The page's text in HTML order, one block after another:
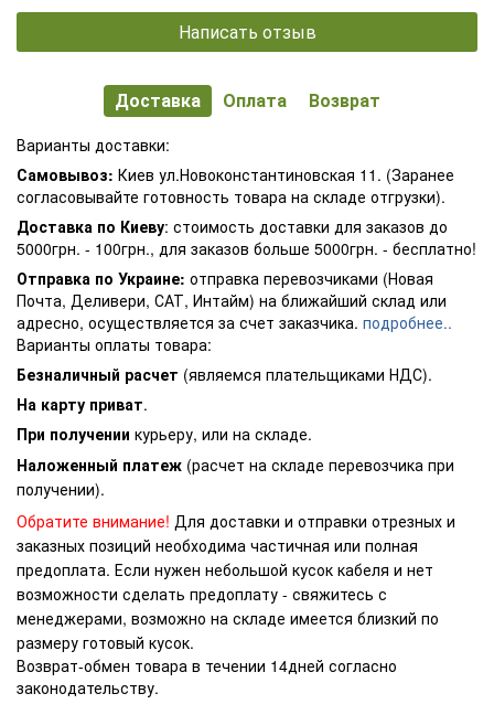
Написать отзыв
Доставка Оплата Возврат
Варианты доставки:
Самовывоз: Киев ул.Новоконстантиновская 11. (Заранее
согласовывайте готовность товара на складе отгрузки).
Доставка по Киеву: стоимость доставки для заказов до
5000грн. - 100грн., для заказов больше 5000грн. - бесплатно!
Отправка по Украине: отправка перевозчиками (Новая
Почта, Деливери, САТ, Интайм) на ближайший склад или
адресно, осуществляется за счет заказчика. подробнее..
Варианты оплаты товара:
Безналичный расчет (являемся плательщиками НДС).
На карту приват.
При получении курьеру, или на складе.
Наложенный платеж (расчет на складе перевозчика при
получении).
Обратите внимание! Для доставки и отправки отрезных и
заказных позиций необходима частичная или полная
предоплата. Если нужен небольшой кусок кабеля и нет
возможности сделать предоплату - свяжитесь с
менеджерами, возможно на складе имеется близкий по
размеру готовый кусок.
Возврат-обмен товара в течении 14дней согласно
законодательству.